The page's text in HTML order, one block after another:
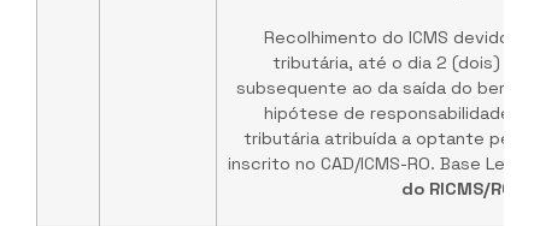
Recolhimento do ICMS devido
tributária, até o dia 2 (dois) do
subsequente ao da saída do bem e
hipótese de responsabilidade
tributária atribuída a optante pelo
inscrito no CAD/ICMS-RO. Base Legal:
do RICMS/RO